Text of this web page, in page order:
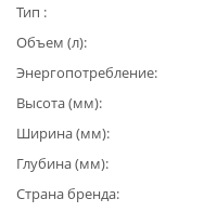
Тип
Объем (л)
Энергопотребление
Высота (мм)
Ширина (мм)
Глубина (мм)
Страна бренда